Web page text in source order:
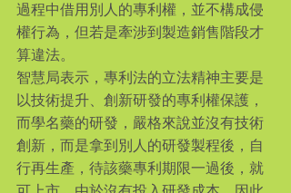
過程中借用別人的專利權，並不構成侵
權行為，但若是牽涉到製造銷售階段才
算違法。
智慧局表示，專利法的立法精神主要是
以技術提升、創新研發的專利權保護，
而學名藥的研發，嚴格來說並沒有技術
創新，而是拿到別人的研發製程後，自
行再生產，待該藥專利期限一過後，就